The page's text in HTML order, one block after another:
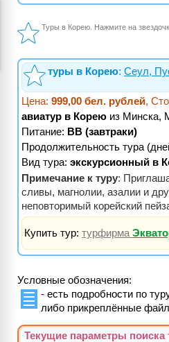
Туры в Корею. Нажмите на
туры в Корею: Сеул,
Цена: 999,00 бел. рублей,
авиатур в Корею из Минска,
Питание: BB (завтраки)
Продолжительность тура
Вид тура: экскурсионный в
Примечание к туру:
сливы, магнолии, азалии и
неповторимый корейский
Купить тур: турфирма
Условные обозначения:
- есть подробности по
либо прикреплённые
Текущие параметры поиска